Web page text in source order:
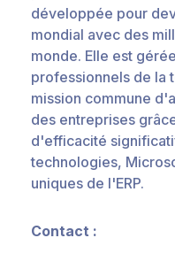
développée pour
mondial avec des
monde. Elle est
professionnels de la
mission commune
des entreprises
d'efficacité
technologies,
uniques de l'ERP.
Contact :